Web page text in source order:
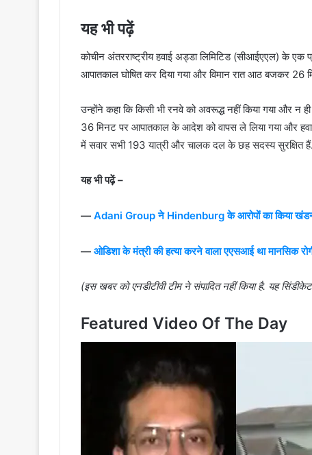
यह भी पढ़ें
कोचीन अंतरराष्ट्रीय हवाई अड्डा लिमिटिड (सीआईएएल) के एक
आपातकाल घोषित कर दिया गया और विमान रात आठ बजकर 26
उन्होंने कहा कि किसी भी रनवे को अवरूद्ध नहीं किया गया और न
36 मिनट पर आपातकाल के आदेश को वापस ले लिया गया और
में सवार सभी 193 यात्री और चालक दल के छह सदस्य सुरक्षित हैं.
यह भी पढ़ें –
— Adani Group ने Hindenburg के आरोपों का किया खंडन,
— ओडिशा के मंत्री की हत्या करने वाला एएसआई था मानसिक
(इस खबर को एनडीटीवी टीम ने संपादित नहीं किया है. यह
Featured Video Of The Day